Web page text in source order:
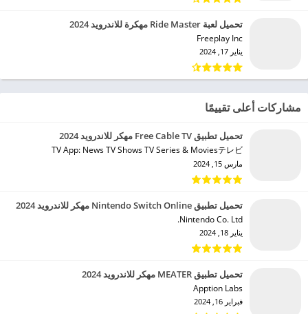
تحميل لعبة Ride Master مهكرة للاندرويد 2024
Freeplay Inc‏
يناير 17, 2024
مشاركات أعلى تقييمًا
تحميل تطبيق Free Cable TV مهكر للاندرويد 2024
TV App: News TV Shows TV Series & Moviesテレビ‏
مارس 15, 2024
تحميل تطبيق Nintendo Switch Online مهكر للاندرويد 2024
Nintendo Co. Ltd.‏
يناير 18, 2024
تحميل تطبيق MEATER مهكر للاندرويد 2024
Apption Labs‏
فبراير 16, 2024